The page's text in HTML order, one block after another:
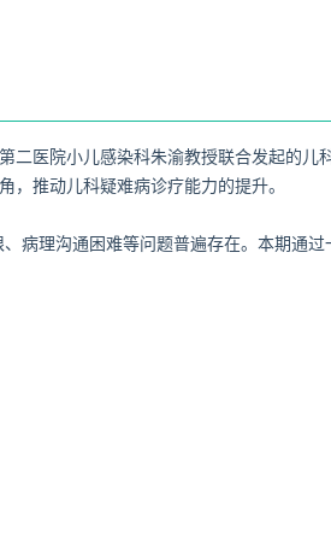
医院小儿感染科朱渝教授联合发起的儿
，推动儿科疑难病诊疗能力的提升。
病理沟通困难等问题普遍存在。本期通